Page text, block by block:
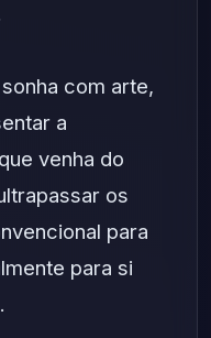
com arte,
a
venha do
os
para
para si